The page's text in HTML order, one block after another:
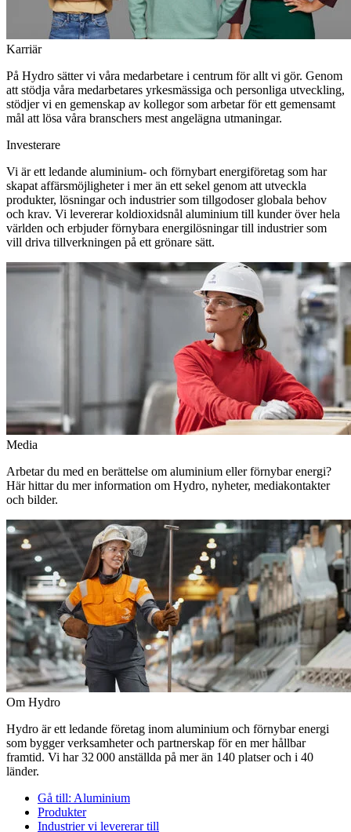
Karriär
På Hydro sätter vi våra medarbetare i centrum för allt vi gör. Genom
att stödja våra medarbetares yrkesmässiga och personliga utveckling,
stödjer vi en gemenskap av kollegor som arbetar för ett gemensamt
mål att lösa våra branschers mest angelägna utmaningar.
Investerare
Vi är ett ledande aluminium- och förnybart energiföretag som har
skapat affärsmöjligheter i mer än ett sekel genom att utveckla
produkter, lösningar och industrier som tillgodoser globala behov
och krav. Vi levererar koldioxidsnål aluminium till kunder över hela
världen och erbjuder förnybara energilösningar till industrier som
vill driva tillverkningen på ett grönare sätt.
Media
Arbetar du med en berättelse om aluminium eller förnybar energi?
Här hittar du mer information om Hydro, nyheter, mediakontakter
och bilder.
Om Hydro
Hydro är ett ledande företag inom aluminium och förnybar energi
som bygger verksamheter och partnerskap för en mer hållbar
framtid. Vi har 32 000 anställda på mer än 140 platser och i 40
länder.
Gå till: Aluminium
Produkter
Industrier vi levererar till